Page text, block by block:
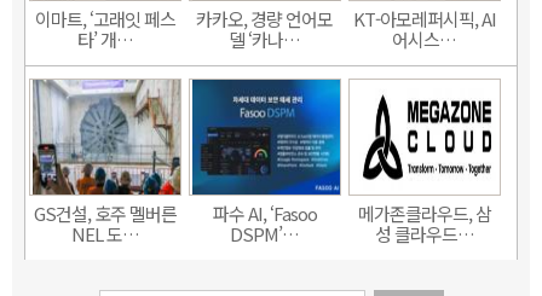
이마트, ‘고래잇 페스
타’ 개…
카카오, 경량 언어모
델 ‘카나…
KT-아모레퍼시픽, AI
어시스…
GS건설, 호주 멜버른
NEL 도…
파수 AI, ‘Fasoo
DSPM’…
메가존클라우드, 삼
성 클라우드…